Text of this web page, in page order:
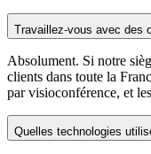
Travaillez-vous avec des
Absolument. Si notre
clients dans toute la
par visioconférence, et
Quelles technologies